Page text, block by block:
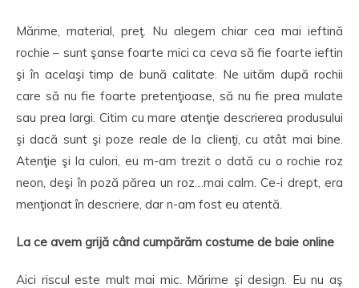
Mărime, material, preţ. Nu alegem chiar cea mai ieftină
rochie – sunt şanse foarte mici ca ceva să fie foarte ieftin
şi în acelaşi timp de bună calitate. Ne uităm după rochii
care să nu fie foarte pretenţioase, să nu fie prea mulate
sau prea largi. Citim cu mare atenţie descrierea produsului
şi dacă sunt şi poze reale de la clienţi, cu atât mai bine.
Atenţie şi la culori, eu m-am trezit o dată cu o rochie roz
neon, deşi în poză părea un roz…mai calm. Ce-i drept, era
menţionat în descriere, dar n-am fost eu atentă.
La ce avem grijă când cumpărăm costume de baie online
Aici riscul este mult mai mic. Mărime şi design. Eu nu aş